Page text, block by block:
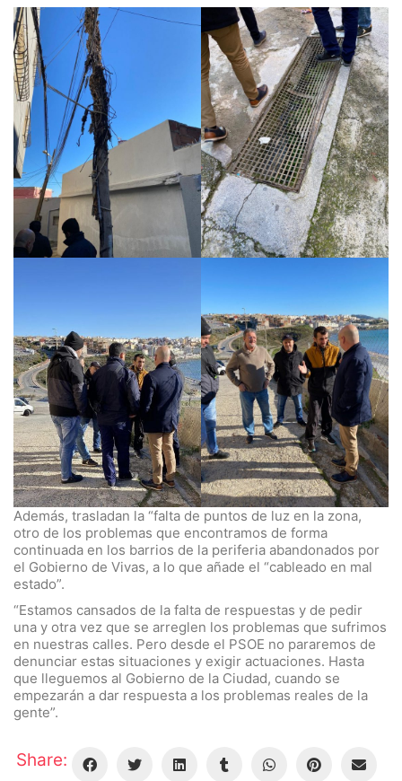
Además, trasladan la “falta de puntos de luz en la zona,
otro de los problemas que encontramos de forma
continuada en los barrios de la periferia abandonados por
el Gobierno de Vivas, a lo que añade el “cableado en mal
estado”.
“Estamos cansados de la falta de respuestas y de pedir
una y otra vez que se arreglen los problemas que sufrimos
en nuestras calles. Pero desde el PSOE no pararemos de
denunciar estas situaciones y exigir actuaciones. Hasta
que lleguemos al Gobierno de la Ciudad, cuando se
empezarán a dar respuesta a los problemas reales de la
gente”.
Share: